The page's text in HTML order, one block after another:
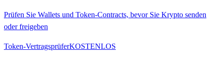
Prüfen Sie Wallets und Token-Contracts, bevor Sie Krypto senden
oder freigeben
Token-VertragsprüferKOSTENLOS